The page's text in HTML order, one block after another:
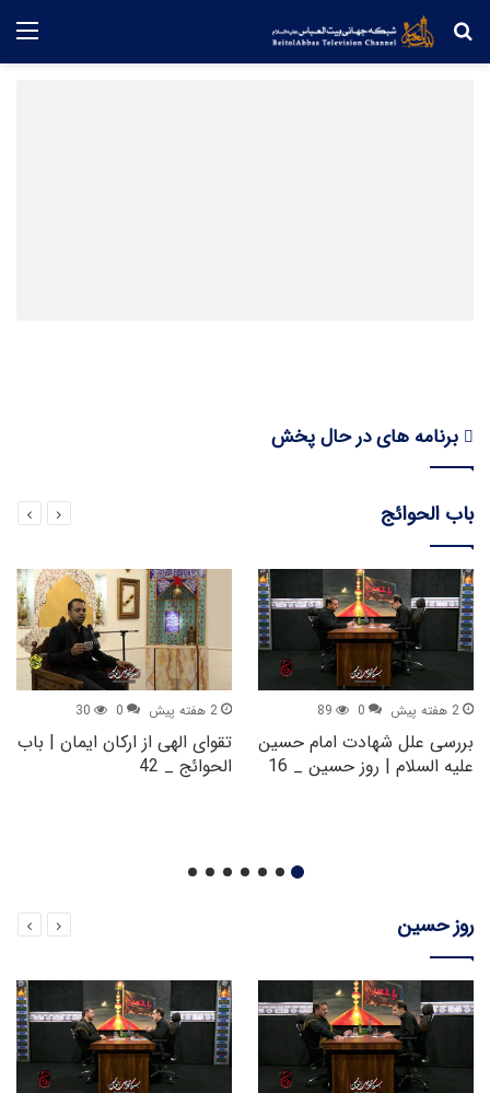
برنامه های در حال پخش
باب الحوائج
2 هفته پیش 0
89
بررسی علل شهادت امام حسین
علیه السلام | روز حسین _ 16
2 هفته پیش 0
30
تقوای الهی از ارکان ایمان | باب
الحوائج _ 42
روز حسین